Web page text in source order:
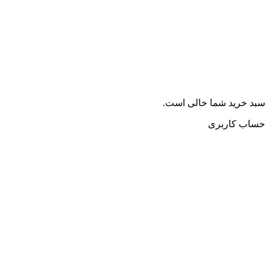
سبد خرید شما خالی است.
حساب کاربری